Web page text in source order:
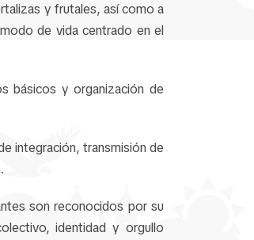
y frutales, así como a
de vida centrado en el
básicos y organización de
integración, transmisión de
son reconocidos por su
identidad y orgullo